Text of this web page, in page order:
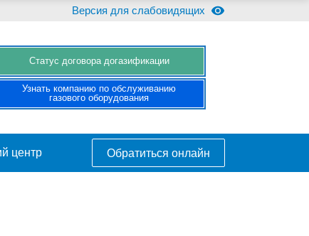
Версия для слабовидящих
Cтатус договора догазификации
Узнать компанию по обслуживанию
газового оборудования
центр Обратиться онлайн